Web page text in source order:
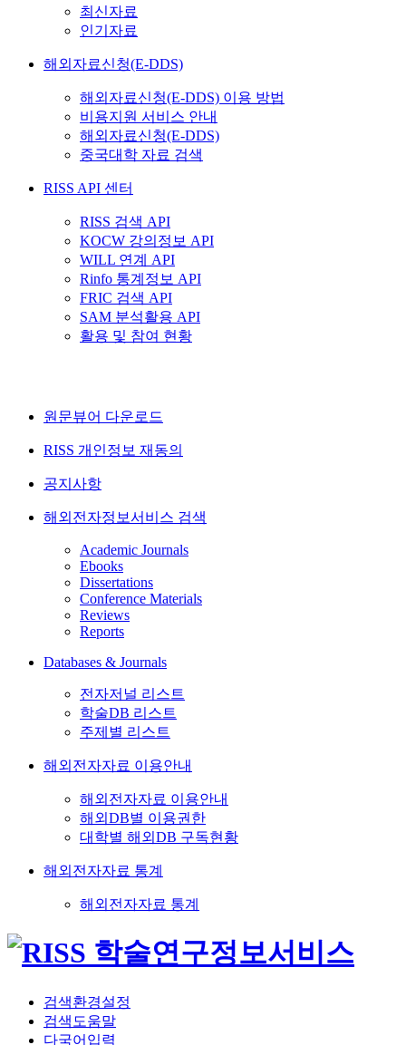
최신자료
인기자료
해외자료신청(E-DDS)
해외자료신청(E-DDS) 이용 방법
비용지원 서비스 안내
해외자료신청(E-DDS)
중국대학 자료 검색
RISS API 센터
RISS 검색 API
KOCW 강의정보 API
WILL 연계 API
Rinfo 통계정보 API
FRIC 검색 API
SAM 분석활용 API
활용 및 참여 현황
원문뷰어 다운로드
RISS 개인정보 재동의
공지사항
해외전자정보서비스 검색
Academic Journals
Ebooks
Dissertations
Conference Materials
Reviews
Reports
Databases & Journals
전자저널 리스트
학술DB 리스트
주제별 리스트
해외전자자료 이용안내
해외전자자료 이용안내
해외DB별 이용권한
대학별 해외DB 구독현황
해외전자자료 통계
해외전자자료 통계
검색환경설정
검색도움말
다국어입력